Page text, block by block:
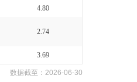
4.80
2.74
3.69
数据截至： 2026-06-30